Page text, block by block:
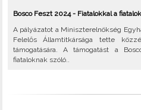
Bosco Feszt 2024 - Fiatalokkal a
A pályázatot a Miniszterelnökség
Felelős Államtitkársága tette
támogatására. A támogatást a
fiataloknak szóló..